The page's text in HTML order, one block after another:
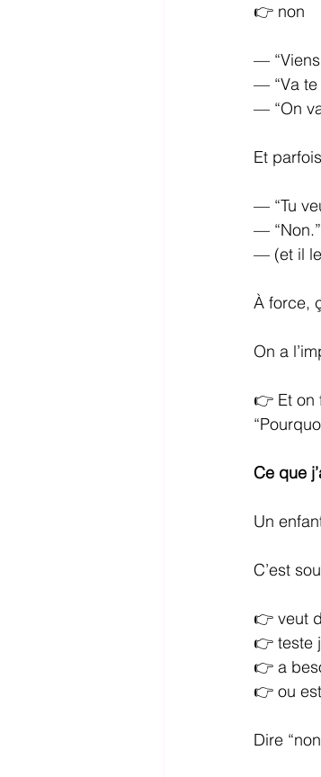
👉 non
—
— “Va te
— “On
Et
— “Tu
— “Non.”
— (et il
À force,
On a
👉 Et on
Ce que
Un
C’est
👉 veut
👉 teste
👉 a
👉 ou
Dire